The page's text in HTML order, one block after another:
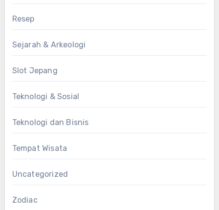
Resep
Sejarah & Arkeologi
Slot Jepang
Teknologi & Sosial
Teknologi dan Bisnis
Tempat Wisata
Uncategorized
Zodiac